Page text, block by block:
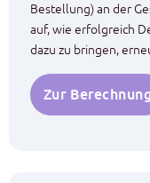
Bestellung) an der
auf, wie erfolgreich
dazu zu bringen,
Zur Berechnung